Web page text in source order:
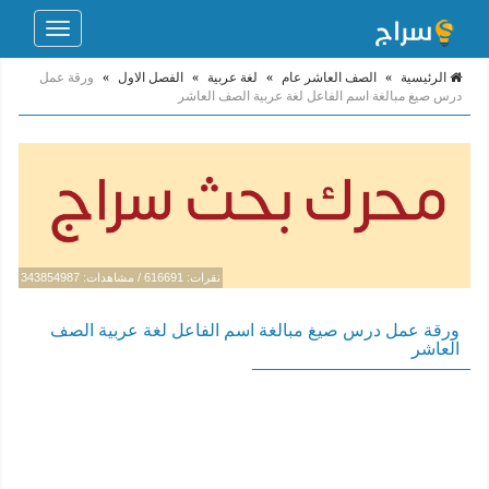
Toggle
الرئيسية » الصف العاشر عام » لغة عربية » الفصل الاول »
ورقة عمل
درس صيغ مبالغة اسم الفاعل لغة عربية الصف العاشر
نقرات: 616691 / مشاهدات: 343854987
ورقة عمل درس صيغ مبالغة اسم الفاعل لغة عربية الصف
العاشر